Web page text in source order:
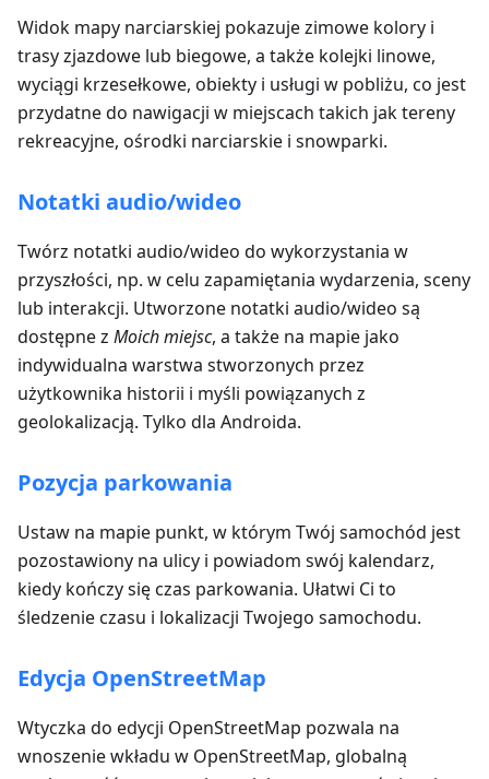
Widok mapy narciarskiej pokazuje zimowe kolory i
trasy zjazdowe lub biegowe, a także kolejki linowe,
wyciągi krzesełkowe, obiekty i usługi w pobliżu, co jest
przydatne do nawigacji w miejscach takich jak tereny
rekreacyjne, ośrodki narciarskie i snowparki.
Notatki audio/wideo
Twórz notatki audio/wideo do wykorzystania w
przyszłości, np. w celu zapamiętania wydarzenia, sceny
lub interakcji. Utworzone notatki audio/wideo są
dostępne z Moich miejsc, a także na mapie jako
indywidualna warstwa stworzonych przez
użytkownika historii i myśli powiązanych z
geolokalizacją. Tylko dla Androida.
Pozycja parkowania
Ustaw na mapie punkt, w którym Twój samochód jest
pozostawiony na ulicy i powiadom swój kalendarz,
kiedy kończy się czas parkowania. Ułatwi Ci to
śledzenie czasu i lokalizacji Twojego samochodu.
Edycja OpenStreetMap
Wtyczka do edycji OpenStreetMap pozwala na
wnoszenie wkładu w OpenStreetMap, globalną